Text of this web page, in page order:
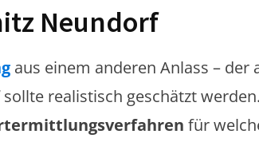
Neundorf
aus einem anderen Anlass – der
sollte realistisch geschätzt
für